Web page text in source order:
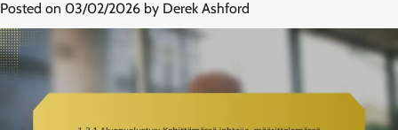
Posted on 03/02/2026 by Derek Ashford